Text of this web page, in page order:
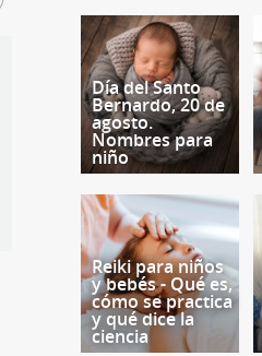
Día del Santo
Bernardo, 20 de
agosto.
Nombres para
niño
Reiki para niños
y bebés - Qué es,
cómo se practica
y qué dice la
ciencia